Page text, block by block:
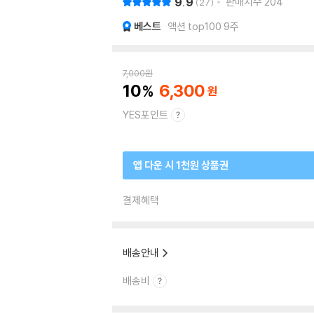
베스트 액션 top100 9주
7,000원
10 6,300
YES포인트
앱 다운 시 1천원 상품권
결제혜택
배송안내
배송비